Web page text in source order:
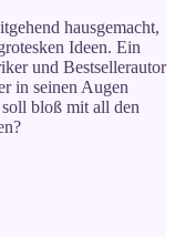
hausgemacht,
Ideen. Ein
und Bestsellerautor
in seinen Augen
bloß mit all den